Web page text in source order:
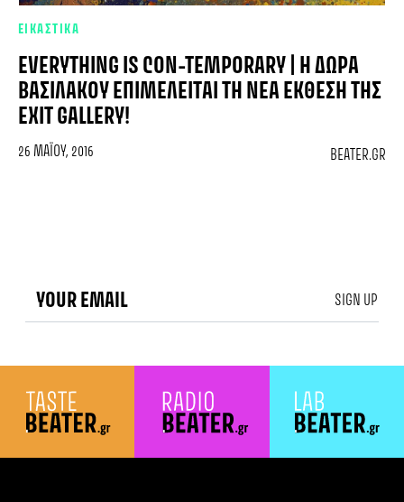
ΕΙΚΑΣΤΙΚΑ
EVERYTHING IS CON-TEMPORARY | Η ΔΏΡΑ
ΒΑΣΙΛΆΚΟΥ ΕΠΙΜΕΛΕΊΤΑΙ ΤΗ ΝΈΑ ΈΚΘΕΣΗ ΤΗΣ
EXIT GALLERY!
26 ΜΑΪ́ΟΥ, 2016 BEATER.GR
SIGN UP